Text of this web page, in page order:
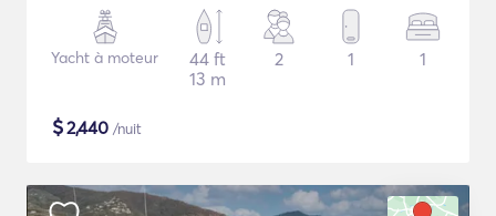
Yacht à moteur
44 ft
13 m
2 1 1
$2,440 /nuit